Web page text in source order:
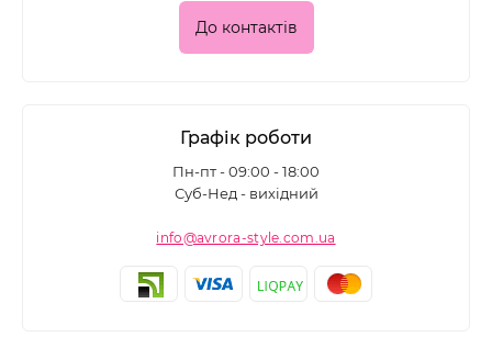
До контактів
Графік роботи
Пн-пт - 09:00 - 18:00
Суб-Нед - вихідний
info@avrora-style.com.ua